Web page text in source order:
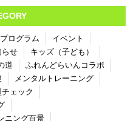
ログラム
イベント
らせ
キッズ（子ども）
道
ふれんどらいんコラボ
メンタルトレーニング
ェック
ニング百景